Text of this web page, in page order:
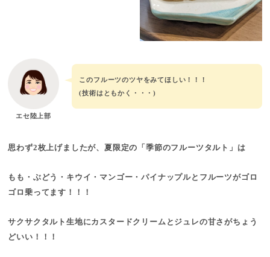
エセ陸上部
このフルーツのツヤをみてほしい！！！
(技術はともかく・・・)
思わず2枚上げましたが、夏限定の「季節のフルーツタルト」は
もも・ぶどう・キウイ・マンゴー・パイナップルとフルーツがゴロ
ゴロ乗ってます！！！
サクサクタルト生地にカスタードクリームとジュレの甘さがちょう
どいい！！！